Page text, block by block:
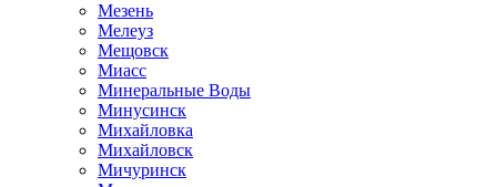
Мезень
Мелеуз
Мещовск
Миасс
Минеральные Воды
Минусинск
Михайловка
Михайловск
Мичуринск